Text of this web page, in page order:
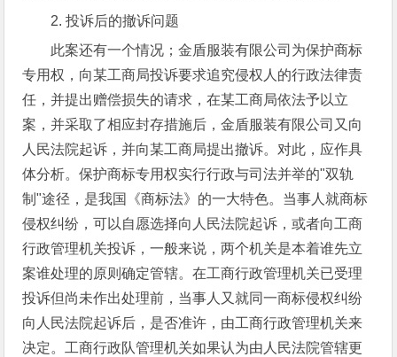
2. 投诉后的撤诉问题
此案还有一个情况；金盾服装有限公司为保护商标
专用权，向某工商局投诉要求追究侵权人的行政法律责
任，并提出赠偿损失的请求，在某工商局依法予以立
案，并采取了相应封存措施后，金盾服装有限公司又向
人民法院起诉，并向某工商局提出撤诉。对此，应作具
体分析。保护商标专用权实行行政与司法并举的"双轨
制"途径，是我国《商标法》的一大特色。当事人就商标
侵权纠纷，可以自愿选择向人民法院起诉，或者向工商
行政管理机关投诉，一般来说，两个机关是本着谁先立
案谁处理的原则确定管辖。在工商行政管理机关已受理
投诉但尚未作出处理前，当事人又就同一商标侵权纠纷
向人民法院起诉后，是否准许，由工商行政管理机关来
决定。工商行政队管理机关如果认为由人民法院管辖更